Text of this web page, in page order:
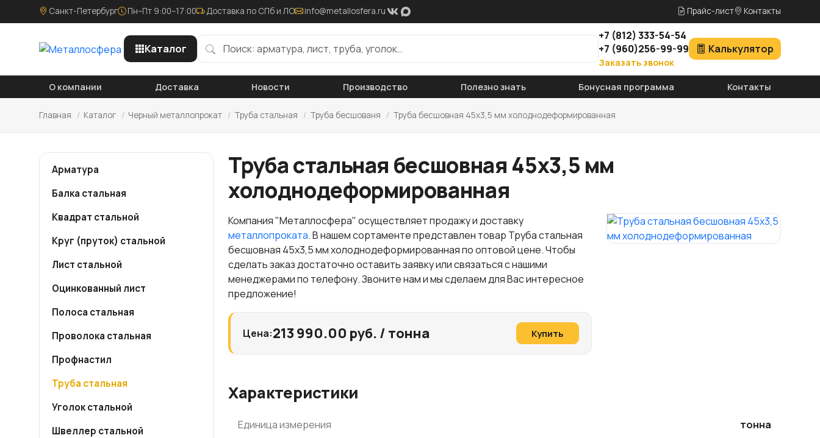
Санкт-Петербург Пн–Пт 9:00–17:00 Доставка по СПб и ЛО info@metallosfera.ru Прайс-лист Контакты
Каталог
+7 (812)333-54-54
+7 (960)256-99-99
Заказать звонок
Калькулятор
О компании Доставка Новости Производство Полезно знать Бонусная программа Контакты
Главная / Каталог / Черный металлопрокат / Труба стальная / Труба бесшованя / Труба бесшовная 45х3,5 мм холоднодеформированная
Арматура
Балка стальная
Квадрат стальной
Круг (пруток) стальной
Лист стальной
Оцинкованный лист
Полоса стальная
Проволока стальная
Профнастил
Труба стальная
Уголок стальной
Швеллер стальной
Труба стальная бесшовная 45х3,5 мм
холоднодеформированная
Компания "Металлосфера" осуществляет продажу и доставку
металлопроката. В нашем сортаменте представлен товар Труба стальная
бесшовная 45х3,5 мм холоднодеформированная по оптовой цене. Чтобы
сделать заказ достаточно оставить заявку или связаться с нашими
менеджерами по телефону. Звоните нам и мы сделаем для Вас интересное
предложение!
Цена:213 990.00 руб. / тонна Купить
Характеристики
Единица измерения тонна